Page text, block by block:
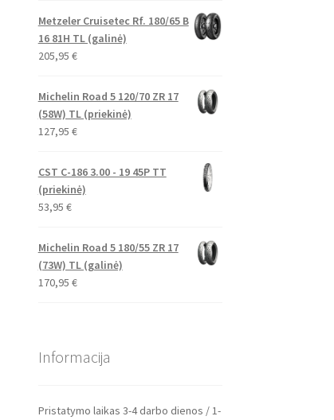
Metzeler Cruisetec Rf. 180/65 B
16 81H TL (galinė)
205,95 €
Michelin Road 5 120/70 ZR 17
(58W) TL (priekinė)
127,95 €
CST C-186 3.00 - 19 45P TT
(priekinė)
53,95 €
Michelin Road 5 180/55 ZR 17
(73W) TL (galinė)
170,95 €
Informacija
Pristatymo laikas 3-4 darbo dienos / 1-